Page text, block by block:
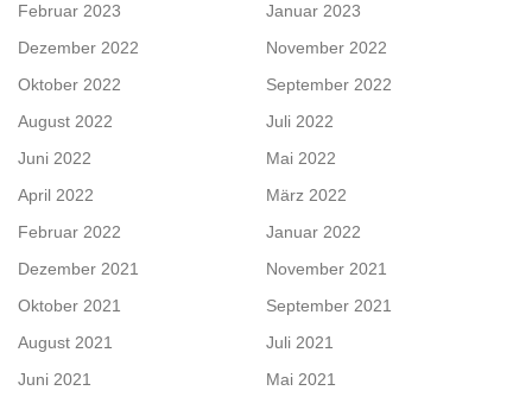
Februar 2023
Januar 2023
Dezember 2022
November 2022
Oktober 2022
September 2022
August 2022
Juli 2022
Juni 2022
Mai 2022
April 2022
März 2022
Februar 2022
Januar 2022
Dezember 2021
November 2021
Oktober 2021
September 2021
August 2021
Juli 2021
Juni 2021
Mai 2021